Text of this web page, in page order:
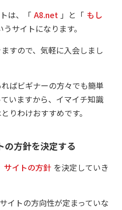
は、「 A8.net 」と「 もし
うサイトになります。
すので、気軽に入会しまし
ばビギナーの方々でも簡単
いますから、イマイチ知識
りわけおすすめです。
の方針を決定する
サイトの方針 を決定していき
イトの方向性が定まっていな